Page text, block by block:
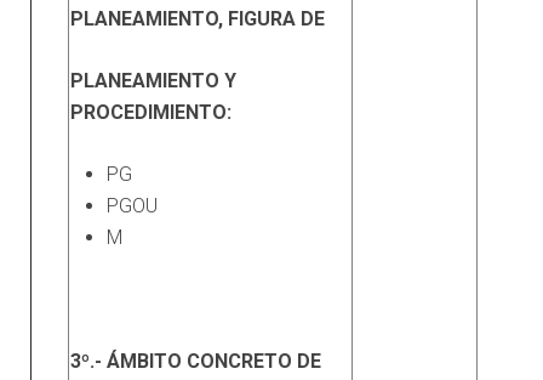
PLANEAMIENTO, FIGURA DE
PLANEAMIENTO Y
PROCEDIMIENTO:
PG
PGOU
M
3º.- ÁMBITO CONCRETO DE